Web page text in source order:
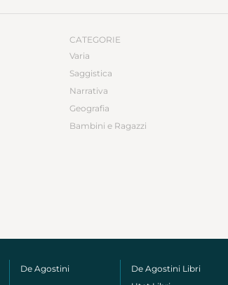
CATEGORIE
Varia
Saggistica
Narrativa
Geografia
Bambini e Ragazzi
De Agostini
De Agostini Libri